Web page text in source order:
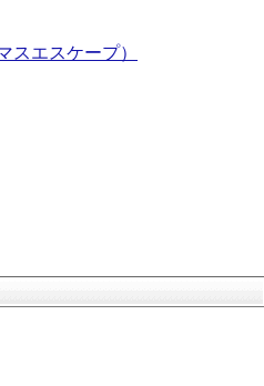
スエスケープ）